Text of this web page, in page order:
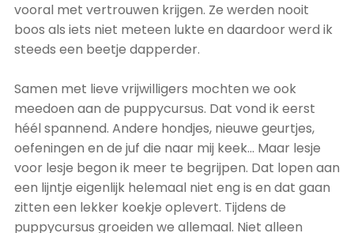
vooral met vertrouwen krijgen. Ze werden nooit
boos als iets niet meteen lukte en daardoor werd ik
steeds een beetje dapperder.
Samen met lieve vrijwilligers mochten we ook
meedoen aan de puppycursus. Dat vond ik eerst
héél spannend. Andere hondjes, nieuwe geurtjes,
oefeningen en de juf die naar mij keek… Maar lesje
voor lesje begon ik meer te begrijpen. Dat lopen aan
een lijntje eigenlijk helemaal niet eng is en dat gaan
zitten een lekker koekje oplevert. Tijdens de
puppycursus groeiden we allemaal. Niet alleen